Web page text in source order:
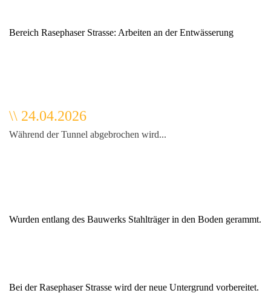
Bereich Rasephaser Strasse: Arbeiten an der Entwässerung
\\ 24.04.2026
Während der Tunnel abgebrochen wird...
Wurden entlang des Bauwerks Stahlträger in den Boden gerammt.
Bei der Rasephaser Strasse wird der neue Untergrund vorbereitet.